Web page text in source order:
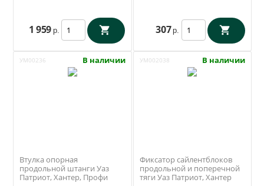
1 959 р. 307 р.
УМ00236 В наличии
Втулка опорная
продольной штанги Уаз
Патриот, Хантер, Профи
УМ002038 В наличии
Фиксатор сайлентблоков
продольной и поперечной
тяги Уаз Патриот, Хантер